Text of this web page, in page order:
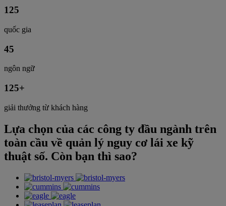
125
quốc gia
45
ngôn ngữ
125+
giải thưởng từ khách hàng
Lựa chọn của các công ty đầu ngành trên
toàn cầu về quản lý nguy cơ lái xe kỹ
thuật số. Còn bạn thì sao?